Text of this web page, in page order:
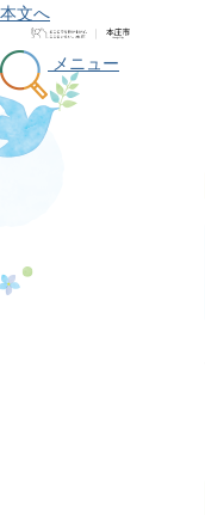
本文へ
メニュー